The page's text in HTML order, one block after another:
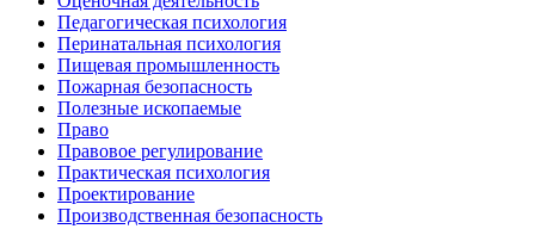
Педагогическая психология
Перинатальная психология
Пищевая промышленность
Пожарная безопасность
Полезные ископаемые
Право
Правовое регулирование
Практическая психология
Проектирование
Производственная безопасность